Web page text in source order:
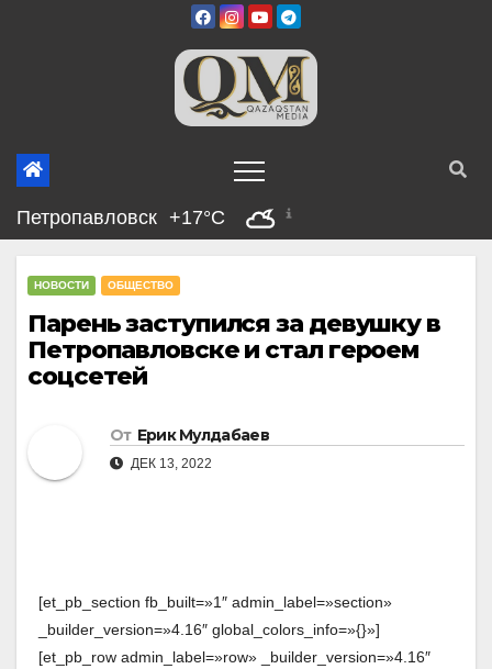
Петропавловск +17°C
НОВОСТИ ОБЩЕСТВО
Парень заступился за девушку в
Петропавловске и стал героем
соцсетей
От Ерик Мулдабаев
ДЕК 13, 2022
[et_pb_section fb_built=»1″ admin_label=»section»
_builder_version=»4.16″ global_colors_info=»{}»]
[et_pb_row admin_label=»row» _builder_version=»4.16″